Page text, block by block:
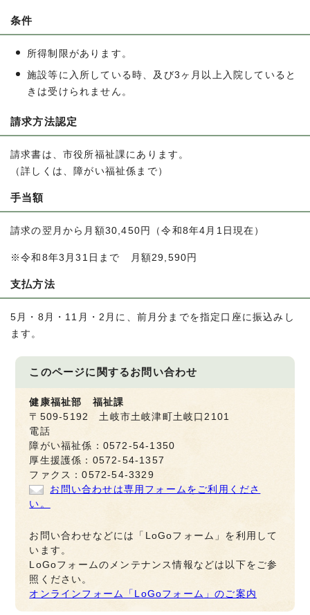
条件
所得制限があります。
施設等に入所している時、及び3ヶ月以上入院していると
きは受けられません。
請求方法認定
請求書は、市役所福祉課にあります。
（詳しくは、障がい福祉係まで）
手当額
請求の翌月から月額30,450円（令和8年4月1日現在）
※令和8年3月31日まで 月額29,590円
支払方法
5月・8月・11月・2月に、前月分までを指定口座に振込みし
ます。
このページに関するお問い合わせ
健康福祉部 福祉課
〒509-5192 土岐市土岐津町土岐口2101
電話
障がい福祉係：0572-54-1350
厚生援護係：0572-54-1357
ファクス：0572-54-3329
お問い合わせは専用フォームをご利用くださ
い。
お問い合わせなどには「LoGoフォーム」を利用して
います。
LoGoフォームのメンテナンス情報などは以下をご参
照ください。
オンラインフォーム「LoGoフォーム」のご案内